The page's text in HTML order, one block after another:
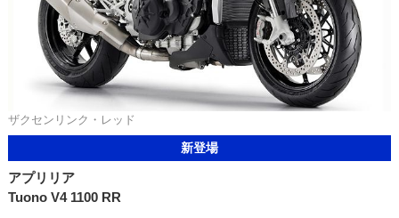
ザクセンリンク・レッド
新登場
アプリリア
Tuono V4 1100 RR